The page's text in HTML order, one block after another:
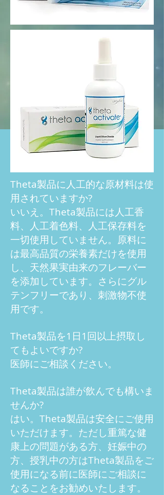
Theta製品に人工的な原材料は使
用されていますか?
いいえ。Theta製品には人工香
料、人工着色料、人工保存料を
一切使用していません。原料に
は最高品質の栄養素だけを使用
し、天然果実由来のフレーバー
を添加しています。さらにグル
テンフリーであり、刺激物不使
用です。
Theta製品を1日1回以上摂取し
てもよいですか?
医師にご相談ください。
Theta製品は誰が飲んでも構いま
せんか?
はい。Theta製品は安全にご使用
いただけます。ただし重篤な健
康上の問題がある方、妊娠中の
方、授乳中の方はTheta製品をご
使用になる前に医師にご相談に
なることをお勧めいたします。